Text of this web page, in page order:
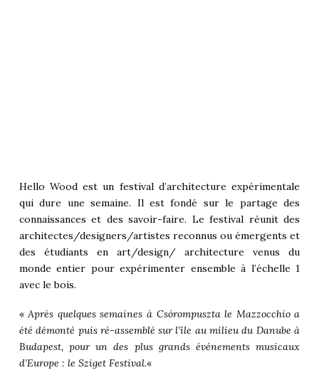
Hello Wood est un festival d’architecture expérimentale
qui dure une semaine. Il est fondé sur le partage des
connaissances et des savoir-faire. Le festival réunit des
architectes/designers/artistes reconnus ou émergents et
des étudiants en art/design/ architecture venus du
monde entier pour expérimenter ensemble à l’échelle 1
avec le bois.
«Après quelques semaines à Csórompuszta le Mazzocchio a
été démonté puis ré-assemblé sur l’île au milieu du Danube à
Budapest, pour un des plus grands événements musicaux
d’Europe : le Sziget Festival.«